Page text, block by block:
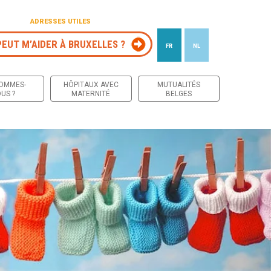
ADRESSES UTILES
M’AIDER À BRUXELLES ? FR NL
?
HÔPITAUX AVEC
MATERNITÉ
MUTUALITÉS
BELGES